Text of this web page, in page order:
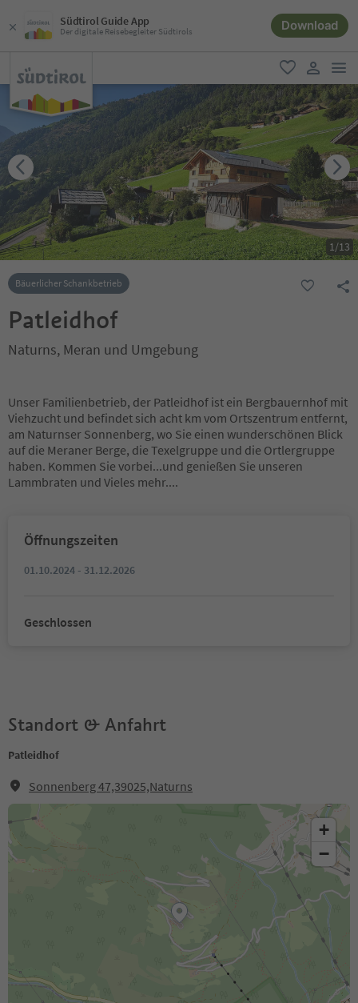
Südtirol Guide App
Der digitale Reisebegleiter Südtirols Download
favorit
user link
1/13
Bäuerlicher Schankbetrieb
Patleidhof
Naturns, Meran und Umgebung
Unser Familienbetrieb, der Patleidhof ist ein Bergbauernhof mit
Viehzucht und befindet sich acht km vom Ortszentrum entfernt,
am Naturnser Sonnenberg, wo Sie einen wunderschönen Blick
auf die Meraner Berge, die Texelgruppe und die Ortlergruppe
haben. Kommen Sie vorbei...und genießen Sie unseren
Lammbraten und Vieles mehr....
Öffnungszeiten
01.10.2024 - 31.12.2026
Geschlossen
Standort & Anfahrt
Patleidhof
Sonnenberg 47,39025,Naturns
+
−